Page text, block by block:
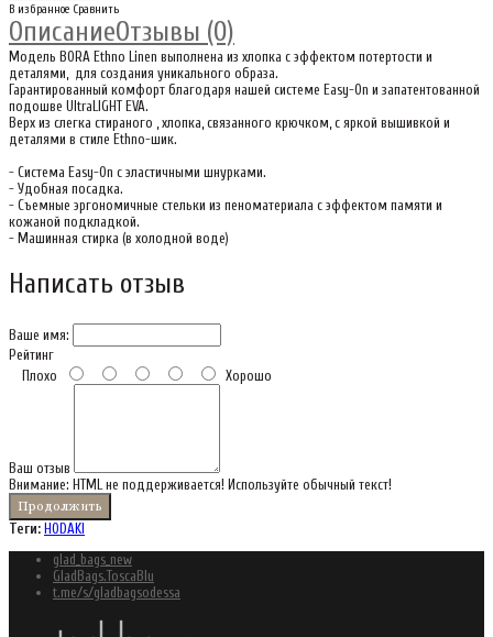
В избранное Сравнить
ОписаниеОтзывы (0)
Модель BORA Ethno Linen выполнена из хлопка с эффектом потертости и
деталями, для создания уникального образа.
Гарантированный комфорт благодаря нашей системе Easy-On и запатентованной
подошве UltraLIGHT EVA.
Верх из слегка стираного , хлопка, связанного крючком, с яркой вышивкой и
деталями в стиле Ethno-шик.
- Система Easy-On с эластичными шнурками.
- Удобная посадка.
- Съемные эргономичные стельки из пеноматериала с эффектом памяти и
кожаной подкладкой.
- Машинная стирка (в холодной воде)
Написать отзыв
Ваше имя:
Рейтинг
Плохо
Хорошо
Ваш отзыв
Внимание: HTML не поддерживается! Используйте обычный текст!
Продолжить
Теги: HODAKI
glad_bags_new
GladBags.ToscaBlu
t.me/s/gladbagsodessa